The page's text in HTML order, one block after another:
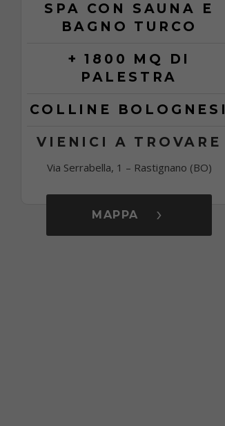
SPA CON SAUNA E
BAGNO TURCO
+ 1800 MQ DI
PALESTRA
COLLINE BOLOGNESI
VIENICI A TROVARE
Via Serrabella, 1 – Rastignano (BO)
MAPPA